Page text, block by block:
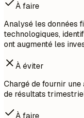
À faire
Analysé les données
technologiques,
ont augmenté les
À éviter
Chargé de fournir
de résultats
À faire